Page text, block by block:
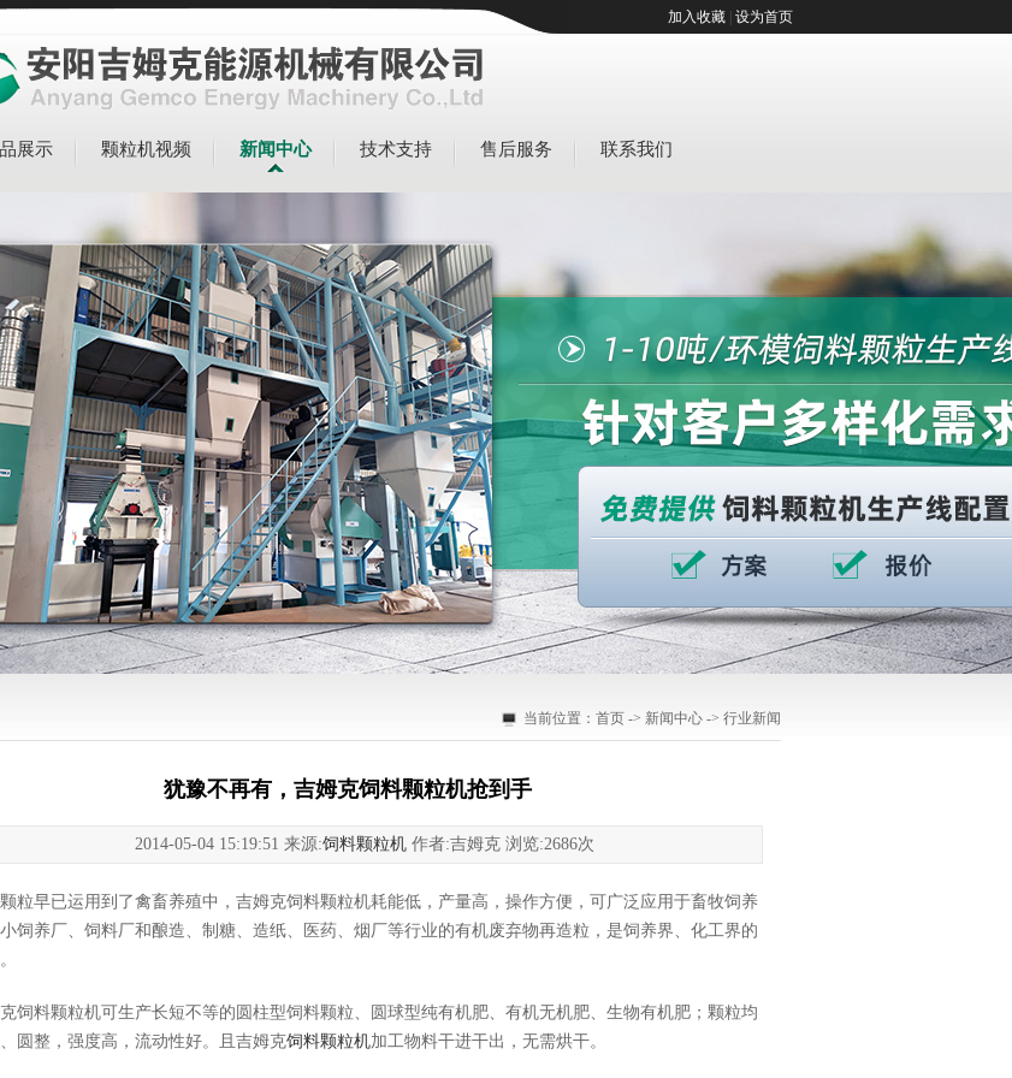
加入收藏 设为首页
展示 颗粒机视频 新闻中心 技术支持 售后服务 联系我们
当前位置： 首页 -> 新闻中心 -> 行业新闻
犹豫不再有，吉姆克饲料颗粒机抢到手
2014-05-04 15:19:51 来源:饲料颗粒机 作者:吉姆克 浏览:2686次
粒早已运用到了禽畜养殖中，吉姆克饲料颗粒机耗能低，产量高，操作方便，可广泛应用于畜牧饲养
饲养厂、饲料厂和酿造、制糖、造纸、医药、烟厂等行业的有机废弃物再造粒，是饲养界、化工界的
饲料颗粒机可生产长短不等的圆柱型饲料颗粒、圆球型纯有机肥、有机无机肥、生物有机肥；颗粒均
圆整，强度高，流动性好。且吉姆克饲料颗粒机加工物料干进干出，无需烘干。